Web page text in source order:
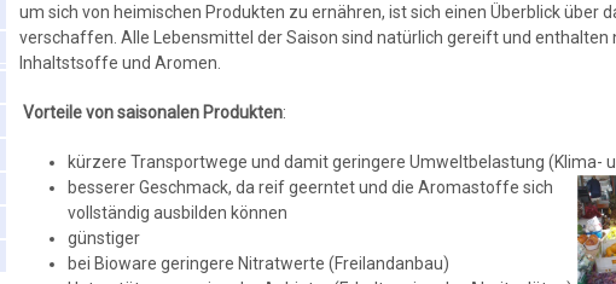
um sich von heimischen Produkten zu ernähren, ist sich einen Überblick über
verschaffen. Alle Lebensmittel der Saison sind natürlich gereift und enthalten
Inhaltstsoffe und Aromen.
Vorteile von saisonalen Produkten:
kürzere Transportwege und damit geringere Umweltbelastung (Klima-
besserer Geschmack, da reif geerntet und die Aromastoffe sich
vollständig ausbilden können
günstiger
bei Bioware geringere Nitratwerte (Freilandanbau)